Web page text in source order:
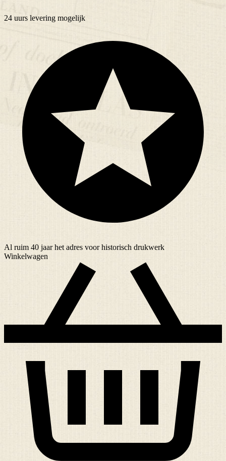
24 uurs levering mogelijk
Al ruim 40 jaarhet adres voor historisch drukwerk
Winkelwagen